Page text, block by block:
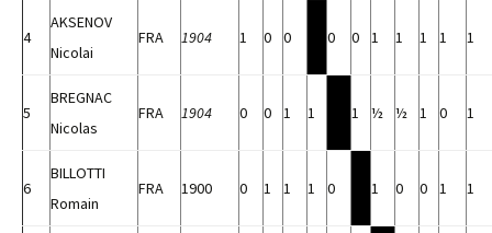
4
AKSENOV
Nicolai
FRA 1904 1 0 0 0 0 1 1 1 1 1
5
BREGNAC
Nicolas
FRA 1904 0 0 1 1 1 ½ ½ 1 0 1
6
BILLOTTI
Romain
FRA 1900 0 1 1 1 0 1 0 0 1 1